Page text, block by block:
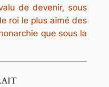
de devenir, sous
roi le plus aimé des
que sous la